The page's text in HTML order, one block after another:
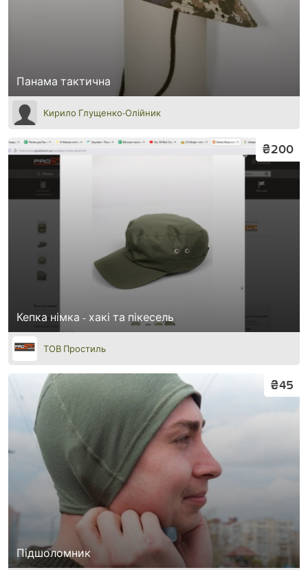
Панама тактична
Кирило Глущенко-Олійник
Кепка німка - хакі та пікесель
₴200
ТОВ Простиль
Підшоломник
₴45